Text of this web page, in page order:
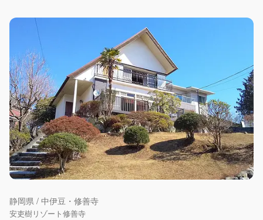
静岡県 / 中伊豆・修善寺
安吏樹リゾート修善寺